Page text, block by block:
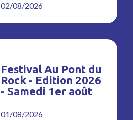
02/08/2026
Festival Au Pont du
Rock - Edition 2026
- Samedi 1er août
01/08/2026